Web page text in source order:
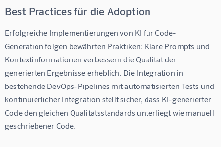
Best Practices für die Adoption
Erfolgreiche Implementierungen von KI für Code-
Generation folgen bewährten Praktiken: Klare Prompts und
Kontextinformationen verbessern die Qualität der
generierten Ergebnisse erheblich. Die Integration in
bestehende DevOps-Pipelines mit automatisierten Tests und
kontinuierlicher Integration stellt sicher, dass KI-generierter
Code den gleichen Qualitätsstandards unterliegt wie manuell
geschriebener Code.